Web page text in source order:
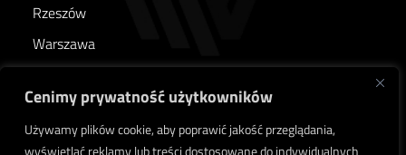
Cenimy prywatność użytkowników
Używamy plików cookie, aby poprawić jakość przeglądania,
wyświetlać reklamy lub treści dostosowane do indywidualnych
Rzeszów
Warszawa
Poznań
Wrocław
Kraków